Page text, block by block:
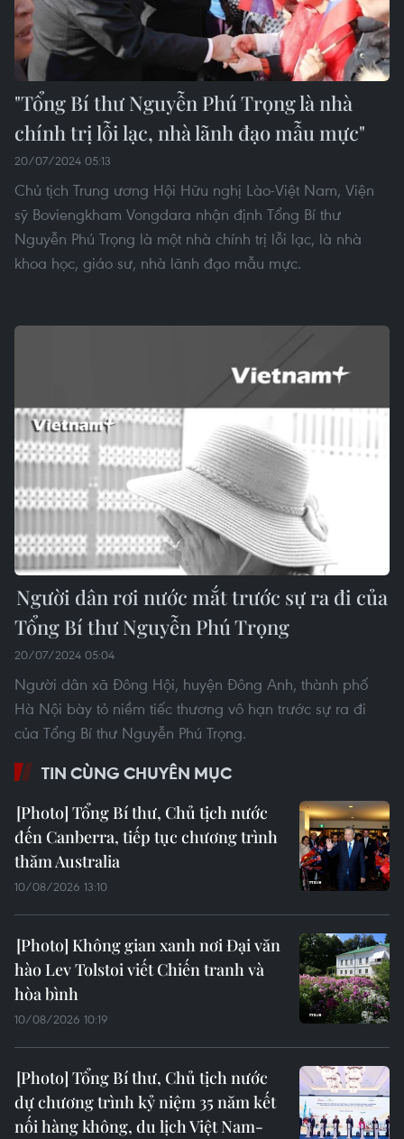
"Tổng Bí thư Nguyễn Phú Trọng là nhà
chính trị lỗi lạc, nhà lãnh đạo mẫu mực"
20/07/2024 05:13
Chủ tịch Trung ương Hội Hữu nghị Lào-Việt Nam, Viện
sỹ Boviengkham Vongdara nhận định Tổng Bí thư
Nguyễn Phú Trọng là một nhà chính trị lỗi lạc, là nhà
khoa học, giáo sư, nhà lãnh đạo mẫu mực.
Người dân rơi nước mắt trước sự ra đi của
Tổng Bí thư Nguyễn Phú Trọng
20/07/2024 05:04
Người dân xã Đông Hội, huyện Đông Anh, thành phố
Hà Nội bày tỏ niềm tiếc thương vô hạn trước sự ra đi
của Tổng Bí thư Nguyễn Phú Trọng.
TIN CÙNG CHUYÊN MỤC
Tổng Bí thư, Chủ tịch nước
đến Canberra, tiếp tục chương trình
thăm Australia
10/08/2026 13:10
Không gian xanh nơi Đại văn
hào Lev Tolstoi viết Chiến tranh và
hòa bình
10/08/2026 10:19
Tổng Bí thư, Chủ tịch nước
dự chương trình kỷ niệm 35 năm kết
nối hàng không, du lịch Việt Nam-